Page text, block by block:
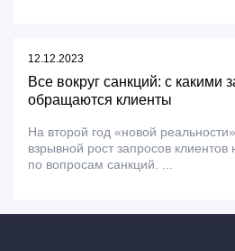
12.12.2023
Все вокруг санкций: с какими
обращаются клиенты
На второй год «новой
взрывной рост запросов клиентов
по вопросам санкций. ...